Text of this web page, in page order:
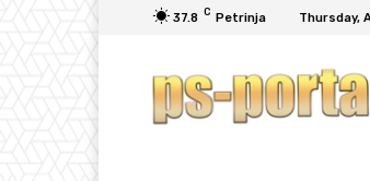
37.8 C Petrinja Thursday,